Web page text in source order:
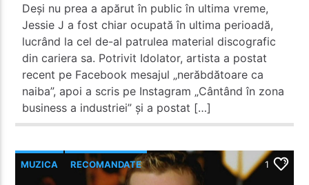
Deși nu prea a apărut în public în ultima vreme,
Jessie J a fost chiar ocupată în ultima perioadă,
lucrând la cel de-al patrulea material discografic
din cariera sa. Potrivit Idolator, artista a postat
recent pe Facebook mesajul „nerăbdătoare ca
naiba”, apoi a scris pe Instagram „Cântând în zona
business a industriei” și a postat […]
MUZICA RECOMANDATE 1